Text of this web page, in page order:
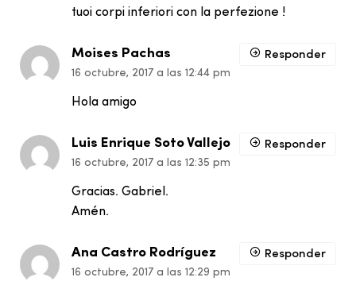
tuoi corpi inferiori con la perfezione !
Moises Pachas
16 octubre, 2017 a las 12:44 pm
Hola amigo
Responder
Luis Enrique Soto Vallejo
16 octubre, 2017 a las 12:35 pm
Gracias. Gabriel.
Amén.
Responder
Ana Castro Rodríguez
16 octubre, 2017 a las 12:29 pm
Responder